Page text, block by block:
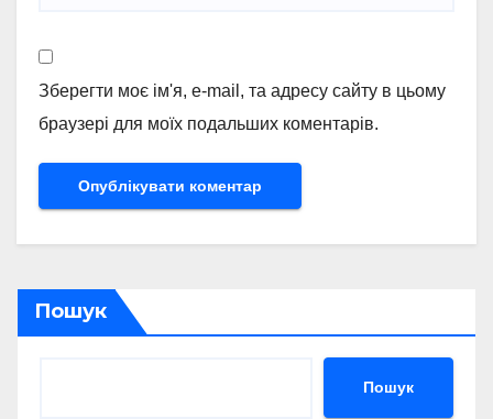
Зберегти моє ім'я, e-mail, та адресу сайту в цьому
браузері для моїх подальших коментарів.
Пошук
Пошук